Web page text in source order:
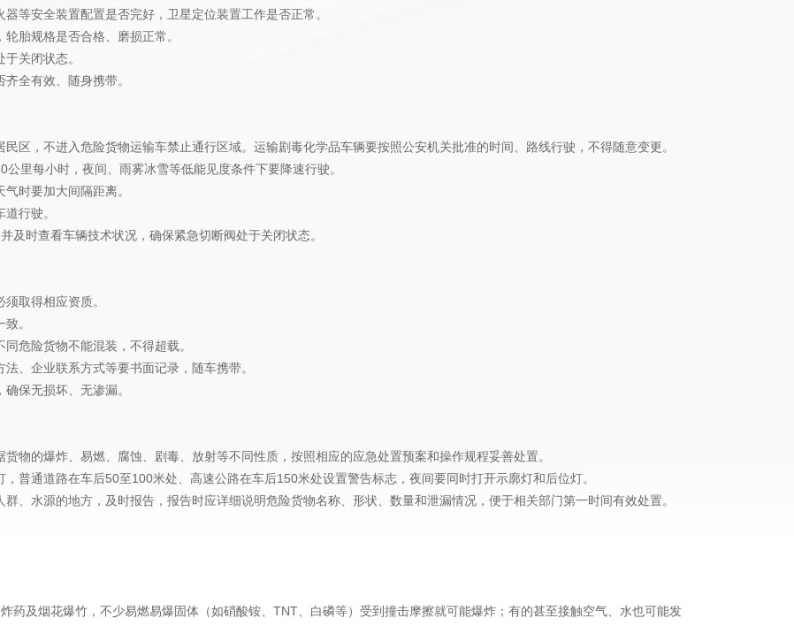
等安全装置配置是否完好，卫星定位装置工作是否正常。
胎规格是否合格、磨损正常。
关闭状态。
全有效、随身携带。
区，不进入危险货物运输车禁止通行区域。运输剧毒化学品车辆要按照公安机关批准的时间、路线行驶，不得随意变更。
里每小时，夜间、雨雾冰雪等低能见度条件下要降速行驶。
时要加大间隔距离。
行驶。
及时查看车辆技术状况，确保紧急切断阀处于关闭状态。
取得相应资质。
。
危险货物不能混装，不得超载。
、企业联系方式等要书面记录，随车携带。
保无损坏、无渗漏。
物的爆炸、易燃、腐蚀、剧毒、放射等不同性质，按照相应的应急处置预案和操作规程妥善处置。
普通道路在车后50至100米处、高速公路在车后150米处设置警告标志，夜间要同时打开示廓灯和后位灯。
、水源的地方，及时报告，报告时应详细说明危险货物名称、形状、数量和泄漏情况，便于相关部门第一时间有效处置。
药及烟花爆竹，不少易燃易爆固体（如硝酸铵、TNT、白磷等）受到撞击摩擦就可能爆炸；有的甚至接触空气、水也可能发